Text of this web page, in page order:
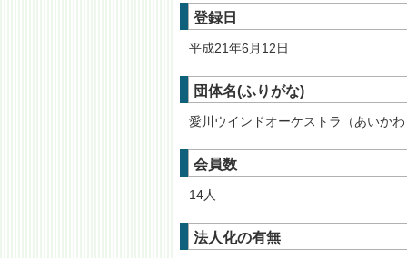
登録日
平成21年6月12日
団体名(ふりがな)
愛川ウインドオーケストラ（あいかわ
会員数
14人
法人化の有無